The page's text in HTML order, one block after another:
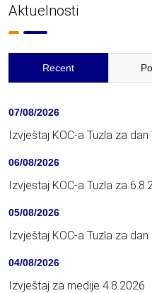
Aktuelnosti
Recent
07/08/2026
Izvještaj KOC-a Tuzla za
06/08/2026
Izvjestaj KOC-a Tuzla za
05/08/2026
Izvještaj KOC-a Tuzla za
04/08/2026
Izvještaj za medije 4.8.2026